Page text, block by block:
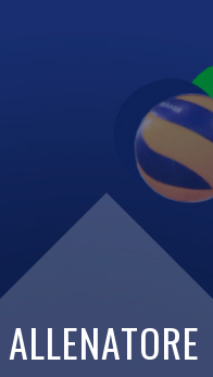
ALLENATORE